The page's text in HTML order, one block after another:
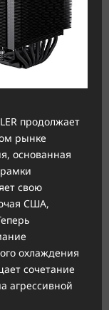
продолжает
рынке
основанная
свою
США,
охлаждения
сочетание
агрессивной